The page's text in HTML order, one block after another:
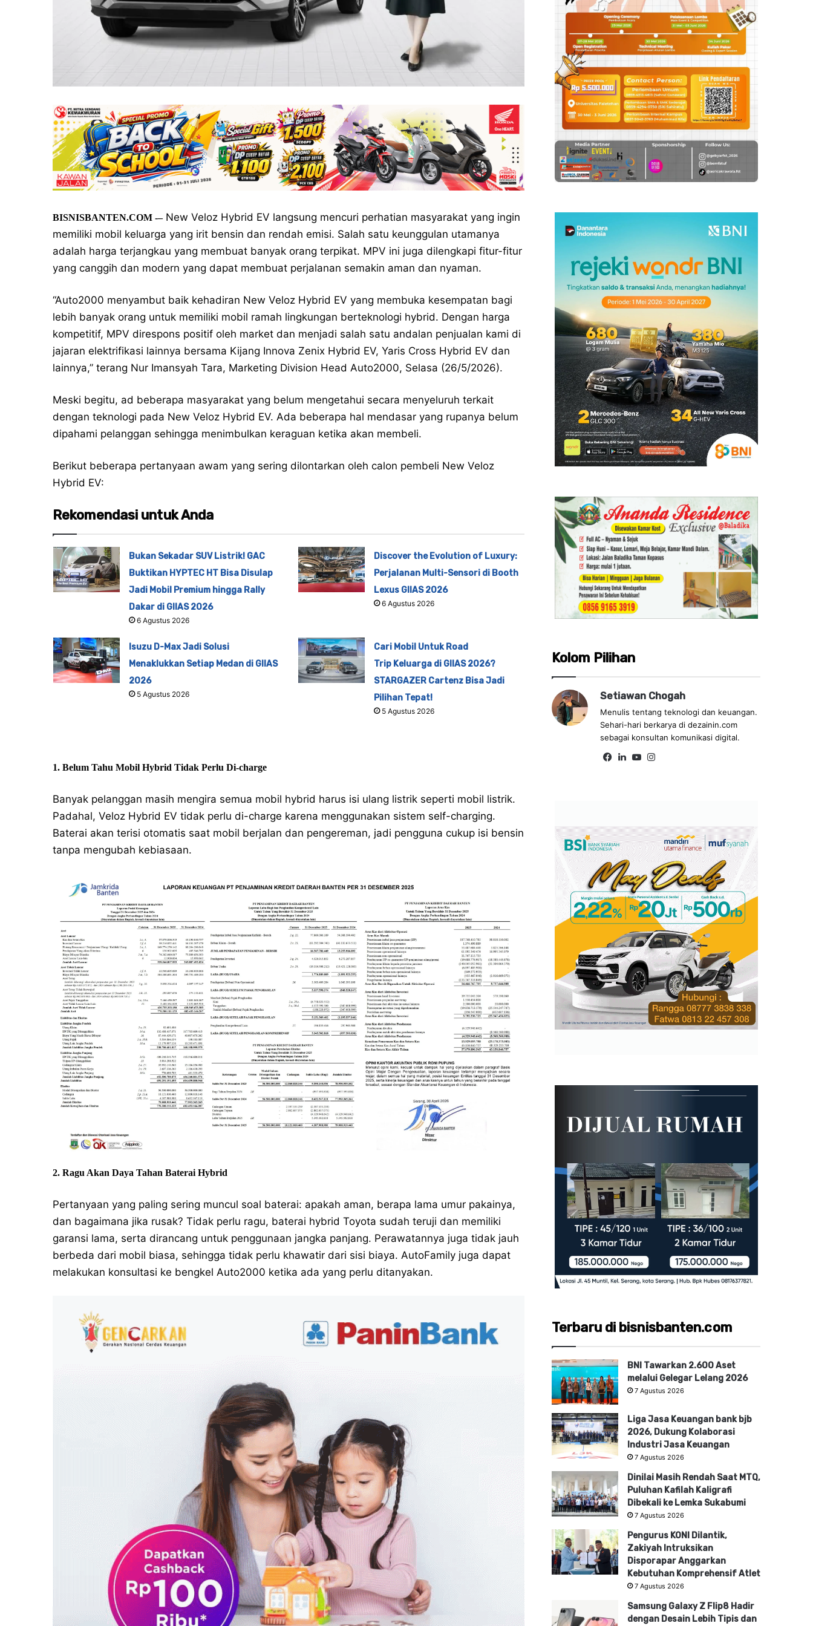
BISNISBANTEN.COM -–New Veloz Hybrid EV langsung mencuri perhatian masyarakat yang ingin
memiliki mobil keluarga yang irit bensin dan rendah emisi. Salah satu keunggulan utamanya
adalah harga terjangkau yang membuat banyak orang terpikat. MPV ini juga dilengkapi fitur-fitur
yang canggih dan modern yang dapat membuat perjalanan semakin aman dan nyaman.
“Auto2000 menyambut baik kehadiran New Veloz Hybrid EV yang membuka kesempatan bagi
lebih banyak orang untuk memiliki mobil ramah lingkungan berteknologi hybrid. Dengan harga
kompetitif, MPV direspons positif oleh market dan menjadi salah satu andalan penjualan kami di
jajaran elektrifikasi lainnya bersama Kijang Innova Zenix Hybrid EV, Yaris Cross Hybrid EV dan
lainnya,” terang Nur Imansyah Tara, Marketing Division Head Auto2000, Selasa (26/5/2026).
Meski begitu, ad beberapa masyarakat yang belum mengetahui secara menyeluruh terkait
dengan teknologi pada New Veloz Hybrid EV. Ada beberapa hal mendasar yang rupanya belum
dipahami pelanggan sehingga menimbulkan keraguan ketika akan membeli.
Berikut beberapa pertanyaan awam yang sering dilontarkan oleh calon pembeli New Veloz
Hybrid EV:
Rekomendasi untuk Anda
Bukan Sekadar SUV Listrik! GAC
Buktikan HYPTEC HT Bisa Disulap
Jadi Mobil Premium hingga Rally
Dakar di GIIAS 2026
6 Agustus 2026
Discover the Evolution of Luxury:
Perjalanan Multi-Sensori di Booth
Lexus GIIAS 2026
6 Agustus 2026
Isuzu D-Max Jadi Solusi
Menaklukkan Setiap Medan di GIIAS
2026
5 Agustus 2026
Cari Mobil Untuk Road
Trip Keluarga di GIIAS 2026?
STARGAZER Cartenz Bisa Jadi
Pilihan Tepat!
5 Agustus 2026
1. Belum Tahu Mobil Hybrid Tidak Perlu Di-charge
Banyak pelanggan masih mengira semua mobil hybrid harus isi ulang listrik seperti mobil listrik.
Padahal, Veloz Hybrid EV tidak perlu di-charge karena menggunakan sistem self-charging.
Baterai akan terisi otomatis saat mobil berjalan dan pengereman, jadi pengguna cukup isi bensin
tanpa mengubah kebiasaan.
2. Ragu Akan Daya Tahan Baterai Hybrid
Pertanyaan yang paling sering muncul soal baterai: apakah aman, berapa lama umur pakainya,
dan bagaimana jika rusak? Tidak perlu ragu, baterai hybrid Toyota sudah teruji dan memiliki
garansi lama, serta dirancang untuk penggunaan jangka panjang. Perawatannya juga tidak jauh
berbeda dari mobil biasa, sehingga tidak perlu khawatir dari sisi biaya. AutoFamily juga dapat
melakukan konsultasi ke bengkel Auto2000 ketika ada yang perlu ditanyakan.
Kolom Pilihan
Setiawan Chogah
Menulis tentang teknologi dan keuangan.
Sehari-hari berkarya di dezainin.com
sebagai konsultan komunikasi digital.
Fa Lin Yo
Terbaru di bisnisbanten.com
BNI Tawarkan 2.600 Aset
melalui Gelegar Lelang 2026
7 Agustus 2026
Liga Jasa Keuangan bank bjb
2026, Dukung Kolaborasi
Industri Jasa Keuangan
7 Agustus 2026
Dinilai Masih Rendah Saat MTQ,
Puluhan Kafilah Kaligrafi
Dibekali ke Lemka Sukabumi
7 Agustus 2026
Pengurus KONI Dilantik,
Zakiyah Intruksikan
Disporapar Anggarkan
Kebutuhan Komprehensif Atlet
7 Agustus 2026
Samsung Galaxy Z Flip8 Hadir
dengan Desain Lebih Tipis dan